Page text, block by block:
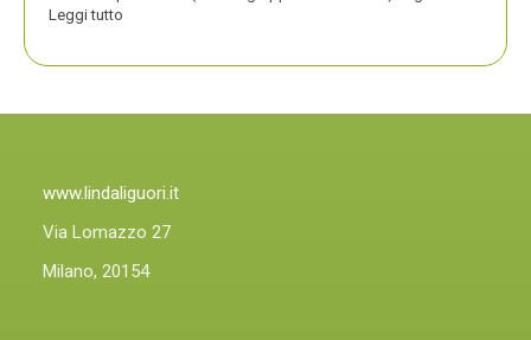
Leggi tutto
www.lindaliguori.it
Via Lomazzo 27
Milano, 20154